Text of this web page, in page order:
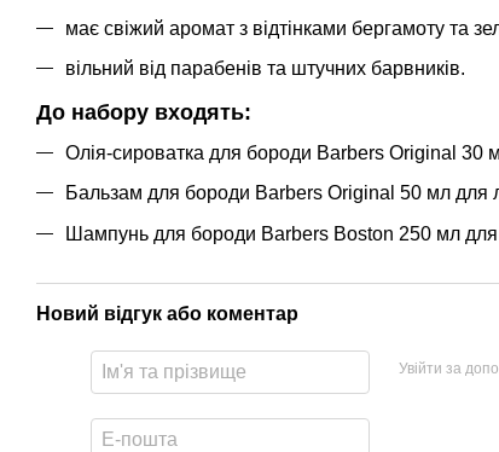
має свіжий аромат з відтінками бергамоту та
вільний від парабенів та штучних барвників.
До набору входять:
Олія-сироватка для бороди Barbers Original 30
Бальзам для бороди Barbers Original 50 мл для
Шампунь для бороди Barbers Boston 250 мл для
Новий відгук або коментар
Увійти за